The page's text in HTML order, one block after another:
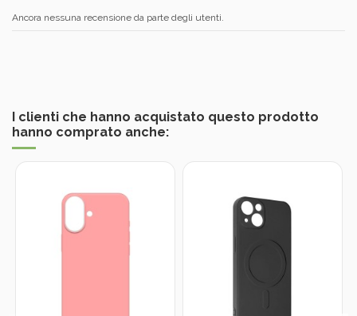
Ancora nessuna recensione da parte degli utenti.
I clienti che hanno acquistato questo prodotto
hanno comprato anche: